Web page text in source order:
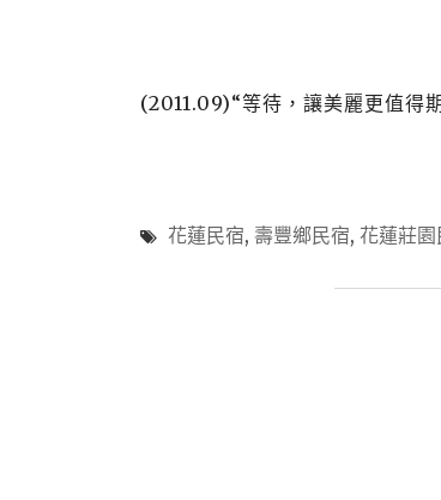
(2011.09)“等待，讓美麗更值
花蓮民宿, 壽豐鄉民宿, 花蓮莊園